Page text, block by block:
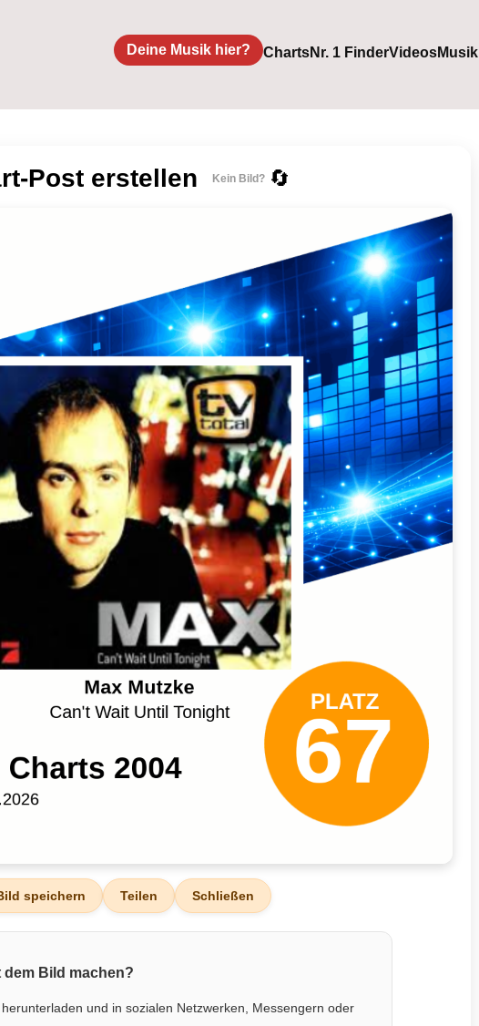
Deine Musik hier? ChartsNr. 1 FinderVideosMusik
Post erstellen Kein Bild? 🔄
speichern Teilen Schließen
Bild machen?
und in sozialen Netzwerken, Messengern oder